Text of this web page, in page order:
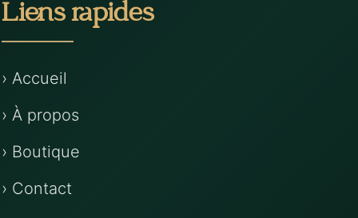
Liens rapides
› Accueil
› À propos
› Boutique
› Contact